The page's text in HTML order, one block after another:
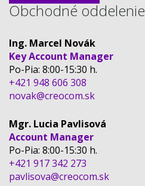
Obchodné oddelenie
Ing. Marcel Novák
Key Account Manager
Po-Pia: 8:00-15:30 h.
+421 948 606 308
novak@creocom.sk
Mgr. Lucia Pavlisová
Account Manager
Po-Pia: 8:00-15:30 h.
+421 917 342 273
pavlisova@creocom.sk